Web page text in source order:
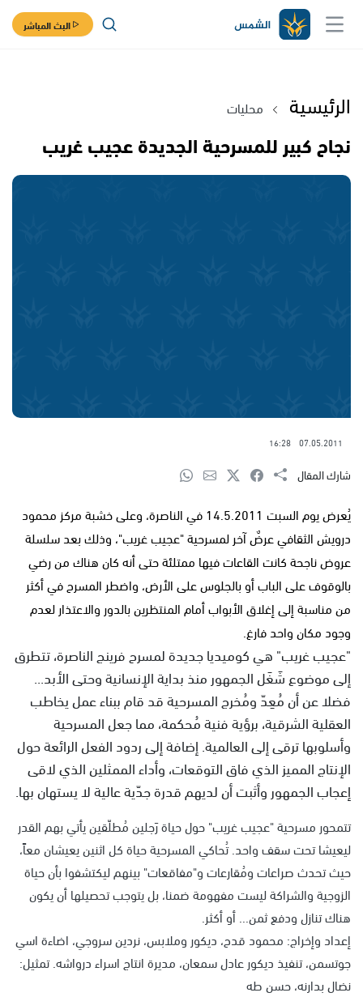
البث المباشر
الرئيسية محليات
نجاح كبير للمسرحية الجديدة عجيب غريب
07.05.2011
16:28
شارك المقال
يُعرض يوم السبت 14.5.2011 في الناصرة، وعلى خشبة مركز محمود
درويش الثقافي عرضٌ آخر لمسرحية "عجيب غريب"، وذلك بعد سلسلة
عروض ناجحة كانت القاعات فيها ممتلئة حتى أنه كان هناك من رضي
بالوقوف على الباب أو بالجلوس على الأرض، واضطر المسرح في أكثر
من مناسبة إلى إغلاق الأبواب أمام المنتظرين بالدور والاعتذار لعدم
وجود مكان واحد فارغ.
"عجيب غريب" هي كوميديا جديدة لمسرح فرينج الناصرة، تتطرق
إلى موضوع شَغَل الجمهور منذ بداية الإنسانية وحتى الأبد...
فضلا عن أن مُعِدّ ومُخرج المسرحية قد قام ببناء عمل يخاطب
العقلية الشرقية، برؤية فنية مُحكمة، مما جعل المسرحية
وأسلوبها ترقى إلى العالمية. إضافة إلى ردود الفعل الرائعة حول
الإنتاج المميز الذي فاق التوقعات، وأداء الممثلين الذي لاقى
إعجاب الجمهور وأثبت أن لديهم قدرة جدّية عالية لا يستهان بها.
تتمحور مسرحية "عجيب غريب" حول حياة رَجلين مُطلّقين يأتي بهم القدر
ليعيشا تحت سقف واحد. تُحاكي المسرحية حياة كل اثنين يعيشان معاً،
حيث تحدث صراعات ومُقارعات و"مفاقعات" بينهم ليكتشفوا بأن حياة
الزوجية والشراكة ليست مفهومة ضمنا، بل يتوجب تحصيلها أن يكون
هناك تنازل ودفع ثمن... أو أكثر.
إعداد وإخراج: محمود قدح، ديكور وملابس، نردين سروجي، اضاءة اسي
جوتسمن، تنفيذ ديكور عادل سمعان، مديرة انتاج اسراء درواشه. تمثيل:
نضال بدارنه، حسن طه